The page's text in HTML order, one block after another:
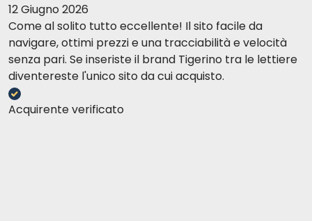
12 Giugno 2026
Come al solito tutto eccellente! Il sito facile da
navigare, ottimi prezzi e una tracciabilità e velocità
senza pari. Se inseriste il brand Tigerino tra le lettiere
diventereste l'unico sito da cui acquisto.
Acquirente verificato